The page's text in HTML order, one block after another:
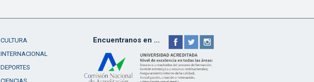
CULTURA
INTERNACIONAL
DEPORTES
Encuentranos en ...